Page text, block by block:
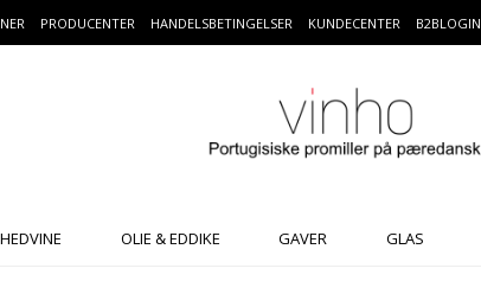
PRODUCENTER HANDELSBETINGELSER KUNDECENTER B2BLOGIN
OLIE & EDDIKE GAVER GLAS